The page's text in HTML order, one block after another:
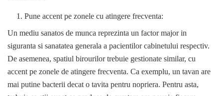
Pune accent pe zonele cu atingere frecventa:
Un mediu sanatos de munca reprezinta un factor major in
siguranta si sanatatea generala a pacientilor cabinetului respectiv.
De asemenea, spatiul birourilor trebuie gestionate similar, cu
accent pe zonele de atingere frecventa. Ca exemplu, un tavan are
mai putine bacterii decat o tavita pentru nopriera. Pentru asta,